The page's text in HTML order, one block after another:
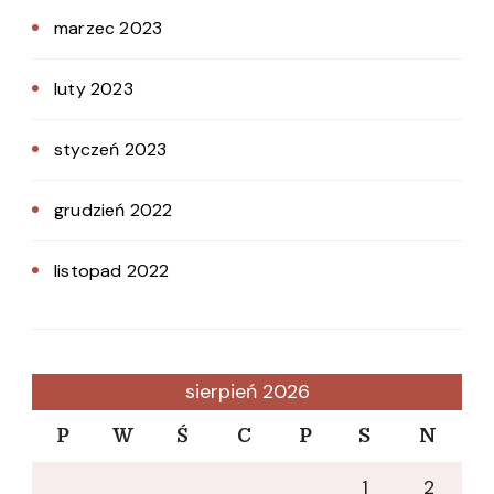
marzec 2023
luty 2023
styczeń 2023
grudzień 2022
listopad 2022
sierpień 2026
P W Ś C P S N
1 2